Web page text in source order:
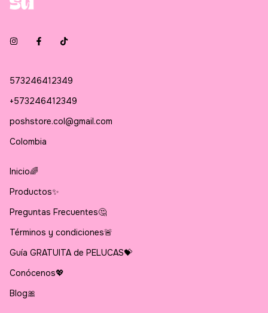
573246412349
+573246412349
poshstore.col@gmail.com
Colombia
Inicio🌈
Productos✨
Preguntas Frecuentes🤔
Términos y condiciones🚨
Guía GRATUITA de PELUCAS💝
Conócenos💖
Blog🎀